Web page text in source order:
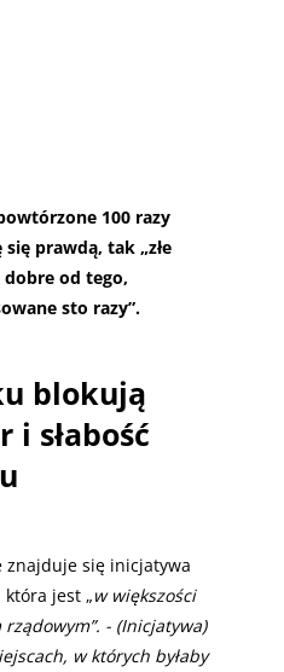
100 razy
prawdą, tak „złe
od tego,
sto razy”.
blokują
i słabość
znajduje się inicjatywa
jest „w większości
- (Inicjatywa)
w których byłaby